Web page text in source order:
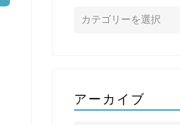
アーカイブ